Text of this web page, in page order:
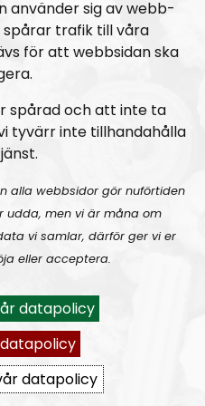
på sociala medier.
Max Rosenfors.
och yttrandefrihet.
in gäster av alla det slag,
personer till
medRSS
?format=mp3-
använder sig av webb-
trafik till våra
för att webbsidan ska
spårad och att inte ta
tyvärr inte tillhandahålla
alla webbsidor gör nuförtiden
udda, men vi är måna om
vi samlar, därför ger vi er
eller acceptera.
datapolicy
datapolicy